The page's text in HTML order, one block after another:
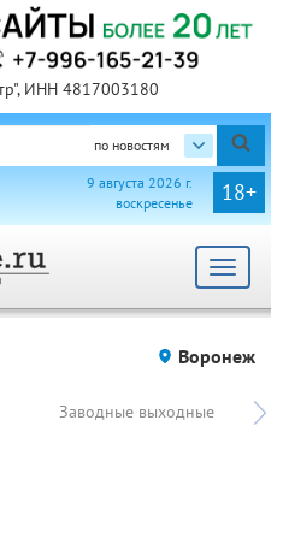
ИНН 4817003180
по новостям
18+
9 августа 2026 г.
воскресенье
Toggle
Воронеж
Заводные выходные